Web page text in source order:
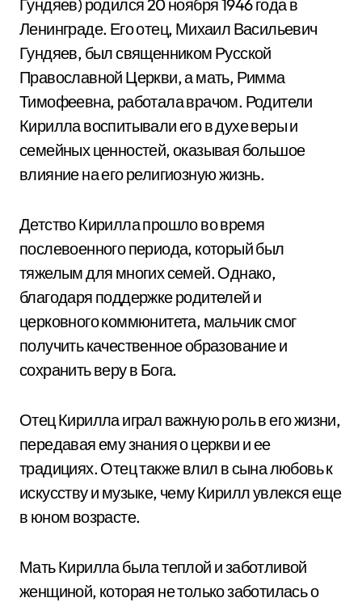
Гундяев) родился 20 ноября 1946 года в
Ленинграде. Его отец, Михаил Васильевич
Гундяев, был священником Русской
Православной Церкви, а мать, Римма
Тимофеевна, работала врачом. Родители
Кирилла воспитывали его в духе веры и
семейных ценностей, оказывая большое
влияние на его религиозную жизнь.
Детство Кирилла прошло во время
послевоенного периода, который был
тяжелым для многих семей. Однако,
благодаря поддержке родителей и
церковного коммюнитета, мальчик смог
получить качественное образование и
сохранить веру в Бога.
Отец Кирилла играл важную роль в его жизни,
передавая ему знания о церкви и ее
традициях. Отец также влил в сына любовь к
искусству и музыке, чему Кирилл увлекся еще
в юном возрасте.
Мать Кирилла была теплой и заботливой
женщиной, которая не только заботилась о